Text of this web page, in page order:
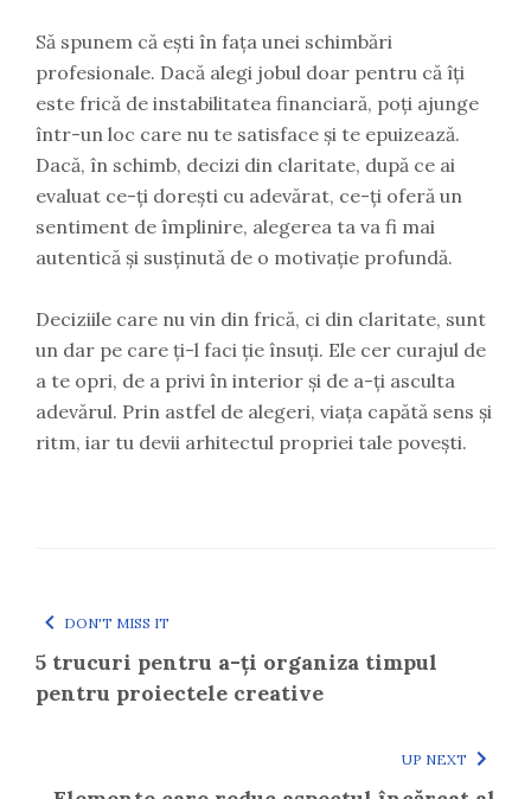
Să spunem că ești în fața unei schimbări
profesionale. Dacă alegi jobul doar pentru că îți
este frică de instabilitatea financiară, poți ajunge
într-un loc care nu te satisface și te epuizează.
Dacă, în schimb, decizi din claritate, după ce ai
evaluat ce-ți dorești cu adevărat, ce-ți oferă un
sentiment de împlinire, alegerea ta va fi mai
autentică și susținută de o motivație profundă.
Deciziile care nu vin din frică, ci din claritate, sunt
un dar pe care ți-l faci ție însuți. Ele cer curajul de
a te opri, de a privi în interior și de a-ți asculta
adevărul. Prin astfel de alegeri, viața capătă sens și
ritm, iar tu devii arhitectul propriei tale povești.
DON'T MISS IT
5 trucuri pentru a-ți organiza timpul
pentru proiectele creative
UP NEXT